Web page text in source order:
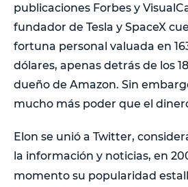
publicaciones Forbes y
fundador de Tesla y SpaceX
fortuna personal valuada en
dólares, apenas detrás de los
dueño de Amazon. Sin
mucho más poder que el
Elon se unió a Twitter,
la información y noticias, en
momento su popularidad